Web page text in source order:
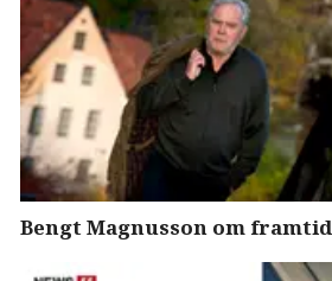
Bengt Magnusson om